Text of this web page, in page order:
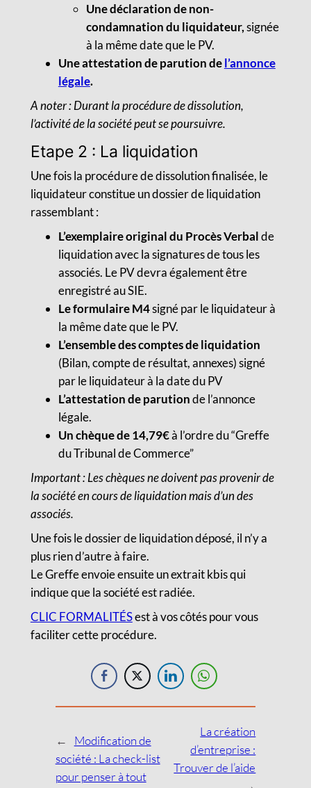
Une déclaration de non-
condamnation du liquidateur,signée
à la même date que le PV.
Une attestation de parution del’annonce
légale.
A noter : Durant la procédure de dissolution,
l’activité de la société peut se poursuivre.
Etape 2 : La liquidation
Une fois la procédure de dissolution finalisée, le
liquidateur constitue un dossier de liquidation
rassemblant :
L’exemplaire original du Procès Verbalde
liquidation avec la signatures de tous les
associés. Le PV devra également être
enregistré au SIE.
Le formulaire M4signé par le liquidateur à
la même date que le PV.
L’ensemble des comptes de liquidation
(Bilan, compte de résultat, annexes) signé
par le liquidateur à la date du PV
L’attestation de parutionde l’annonce
légale.
Un chèque de 14,79€à l’ordre du “Greffe
du Tribunal de Commerce”
Important : Les chèques ne doivent pas provenir de
la société en cours de liquidation mais d’un des
associés.
Une fois le dossier de liquidation déposé, il n’y a
plus rien d’autre à faire.
Le Greffe envoie ensuite un extrait kbis qui
indique que la société est radiée.
CLIC FORMALITÉSest à vos côtés pour vous
faciliter cette procédure.
←
Modification de
société : La check-list
pour penser à tout
La création
d’entreprise :
Trouver de l’aide